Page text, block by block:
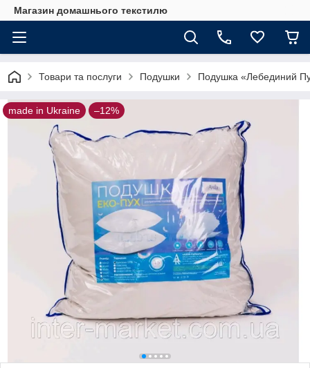
Магазин домашнього текстилю
Товари та послуги Подушки Подушка «Лебединий
made in Ukraine –12%